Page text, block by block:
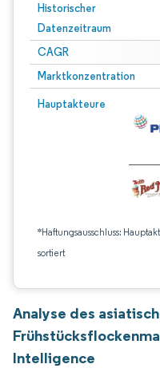
Historischer
Datenzeitraum
CAGR
Marktkonzentration
Hauptakteure
*Haftungsausschluss:
sortiert
Analyse des
Intelligence